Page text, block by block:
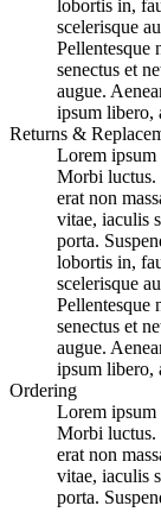
lobortis in,
scelerisque
Pellentesque
senectus et
augue.
ipsum libero,
Returns &
Lorem ipsum
Morbi
erat non
vitae, iaculis
porta.
lobortis in,
scelerisque
Pellentesque
senectus et
augue.
ipsum libero,
Ordering
Lorem ipsum
Morbi
erat non
vitae, iaculis
porta.